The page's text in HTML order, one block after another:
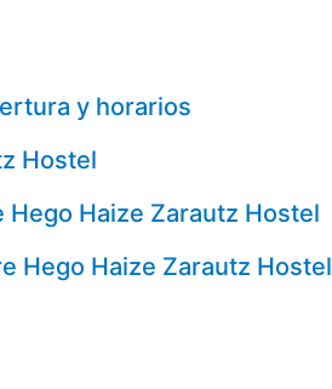
y horarios
Hostel
Haize Zarautz Hostel
Hego Haize Zarautz Hostel